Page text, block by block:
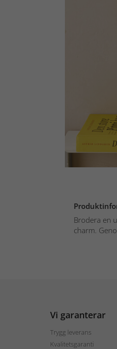
Brodera en
charm.
Vi garanterar
Trygg leverans
Kvalitetsgaranti